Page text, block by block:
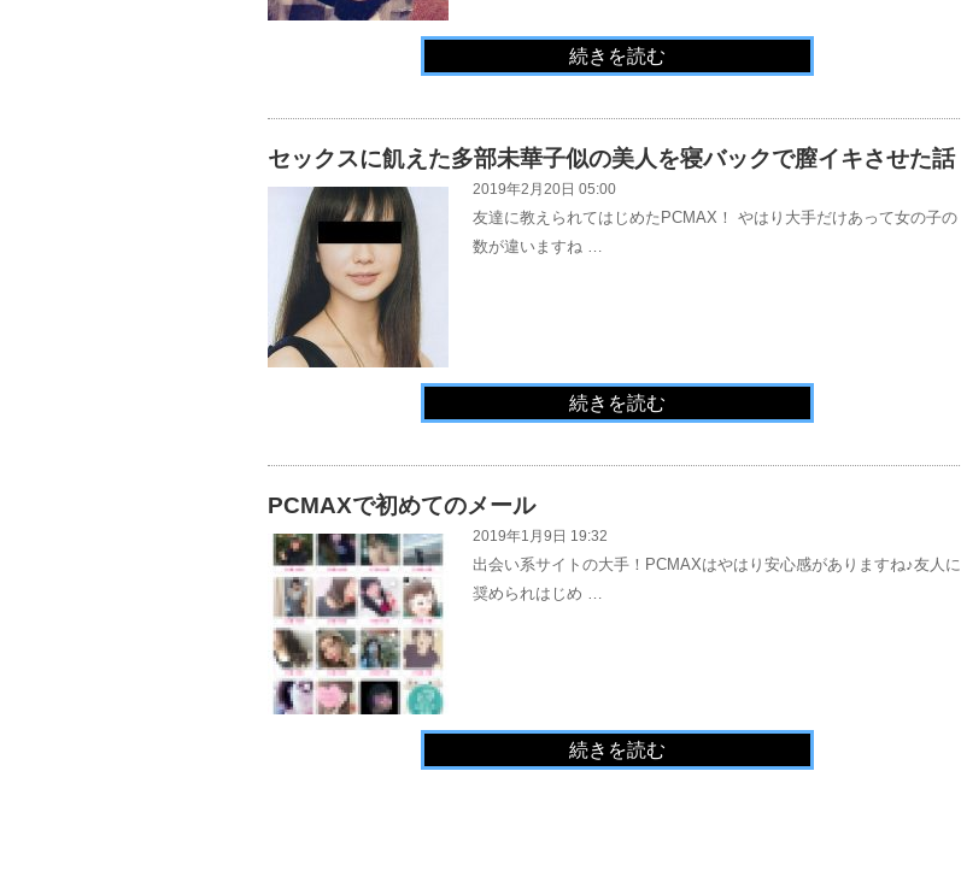
続きを読む
セックスに飢えた多部未華子似の美人を寝バックで膣イキさせた話
2019年2月20日 05:00
友達に教えられてはじめたPCMAX！ やはり大手だけあって女の子の
数が違いますね …
続きを読む
PCMAXで初めてのメール
2019年1月9日 19:32
出会い系サイトの大手！PCMAXはやはり安心感がありますね♪友人に
奨められはじめ …
続きを読む